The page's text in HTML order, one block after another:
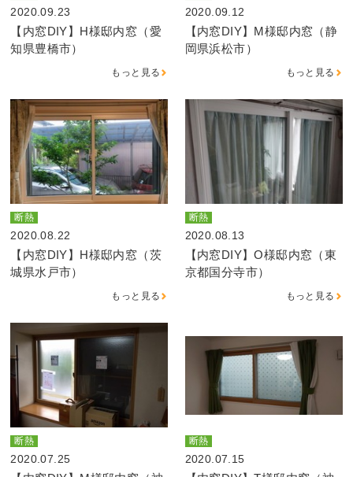
2020.09.23
【内窓DIY】H様邸内窓（愛
知県豊橋市）
もっと見る
2020.09.12
【内窓DIY】M様邸内窓（静
岡県浜松市）
もっと見る
断熱
2020.08.22
【内窓DIY】H様邸内窓（茨
城県水戸市）
もっと見る
断熱
2020.08.13
【内窓DIY】O様邸内窓（東
京都国分寺市）
もっと見る
断熱
2020.07.25
断熱
2020.07.15